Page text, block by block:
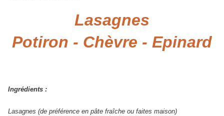
Lasagnes
Potiron - Chèvre - Epinard
Ingrédients :
Lasagnes (de préférence en pâte fraîche ou faites maison)